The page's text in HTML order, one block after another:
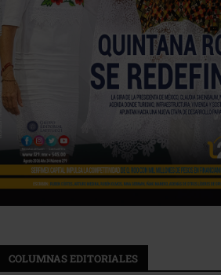
COLUMNAS EDITORIALES